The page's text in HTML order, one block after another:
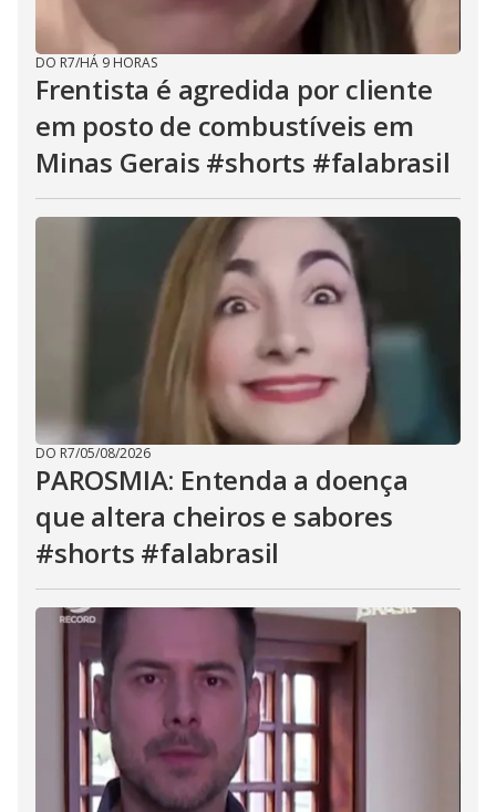
DO R7/HÁ 9 HORAS
Frentista é agredida por cliente
em posto de combustíveis em
Minas Gerais #shorts #falabrasil
DO R7/05/08/2026
PAROSMIA: Entenda a doença
que altera cheiros e sabores
#shorts #falabrasil